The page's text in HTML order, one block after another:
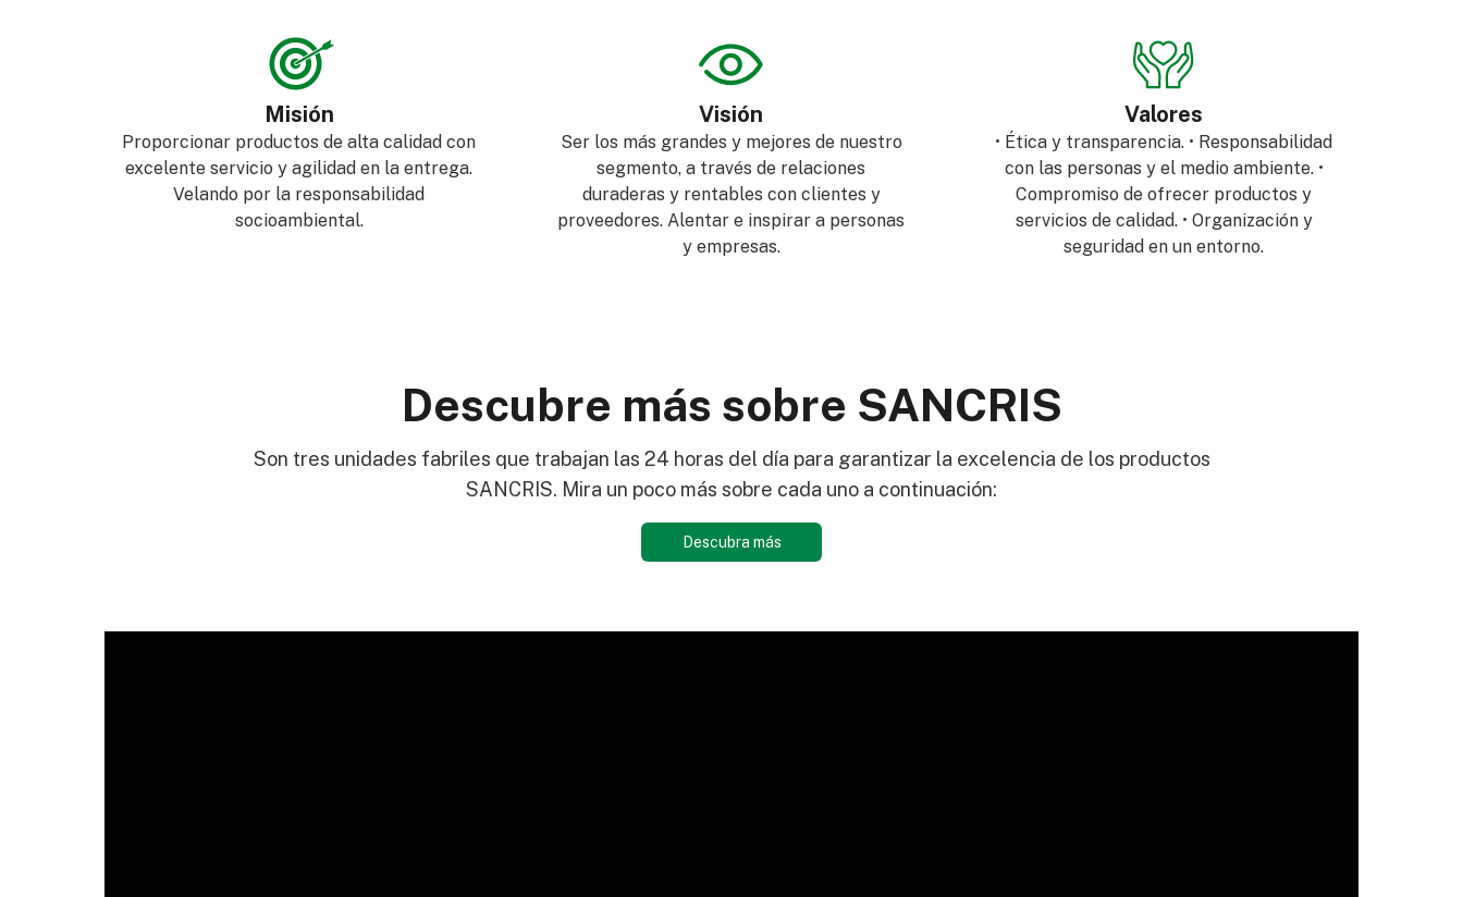
Misión
Proporcionar productos de alta calidad con
excelente servicio y agilidad en la entrega.
Velando por la responsabilidad
socioambiental.
Visión
Ser los más grandes y mejores de nuestro
segmento, a través de relaciones
duraderas y rentables con clientes y
proveedores. Alentar e inspirar a personas
y empresas.
Valores
• Ética y transparencia. • Responsabilidad
con las personas y el medio ambiente. •
Compromiso de ofrecer productos y
servicios de calidad. • Organización y
seguridad en un entorno.
Descubre más sobre SANCRIS
Son tres unidades fabriles que trabajan las 24 horas del día para garantizar la excelencia de los productos
SANCRIS. Mira un poco más sobre cada uno a continuación:
Descubra más